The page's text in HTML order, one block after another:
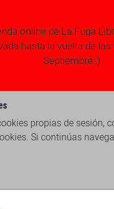
online de La Fuga
hasta la vuelta de
Septiembre ;)
propias de sesión,
Si continúas